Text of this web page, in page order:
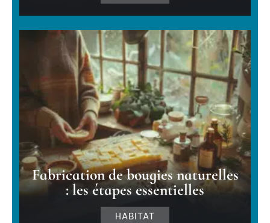
Fabrication de bougies naturelles
: les étapes essentielles
HABITAT